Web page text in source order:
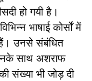
हो गयी है।
भाषाई कोर्सों में
हैं। उनसे संबंधित
साथ अशराफ
संख्या भी जोड़ दी